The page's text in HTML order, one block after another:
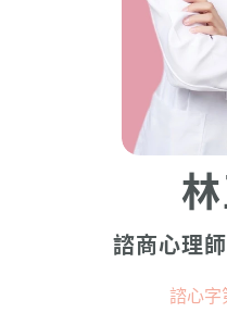
諮商心理
諮心